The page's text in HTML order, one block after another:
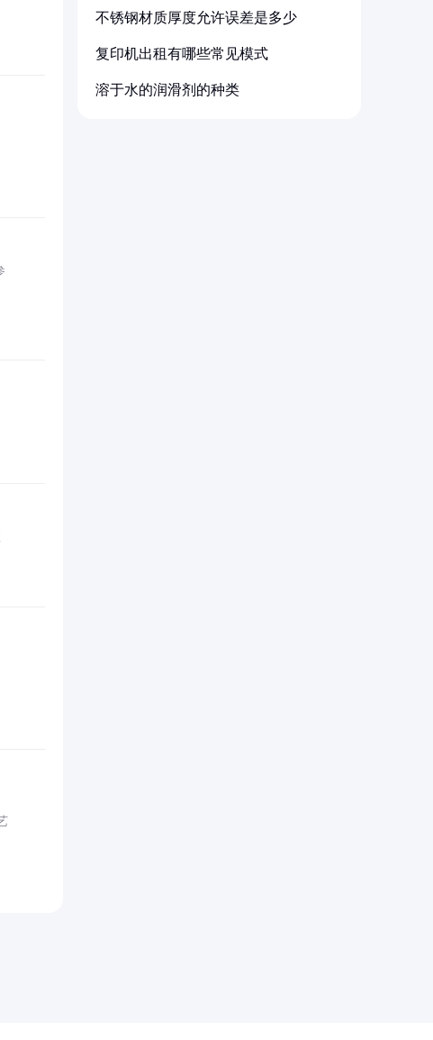
不锈钢材质厚度允许误差是多少
复印机出租有哪些常见模式
溶于水的润滑剂的种类